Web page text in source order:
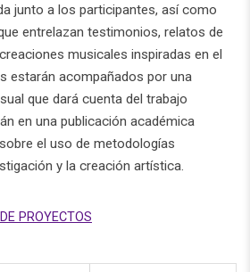
junto a los participantes, así como
entrelazan testimonios, relatos de
musicales inspiradas en el
estarán acompañados por una
que dará cuenta del trabajo
en una publicación académica
el uso de metodologías
y la creación artística.
PROYECTOS